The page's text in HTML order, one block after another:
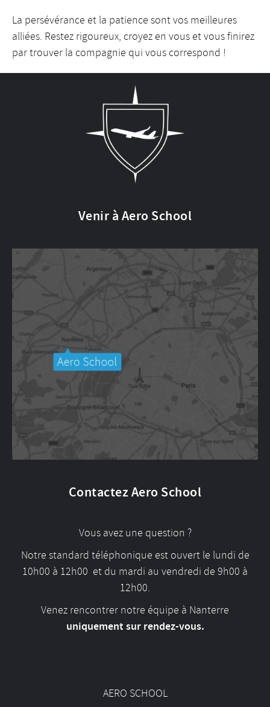
La persévérance et la patience sont vos meilleures
alliées. Restez rigoureux, croyez en vous et vous finirez
par trouver la compagnie qui vous correspond !
Venir à Aero School
Contactez Aero School
Vous avez une question ?
Notre standard téléphonique est ouvert le lundi de
10h00 à 12h00 et du mardi au vendredi de 9h00 à
12h00.
Venez rencontrer notre équipe à Nanterre
uniquement sur rendez-vous.
AERO SCHOOL